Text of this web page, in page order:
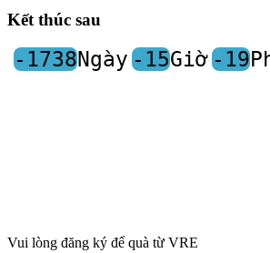
Kết thúc sau
-1738Ngày-15Giờ-19
Vui lòng đăng ký để quà từ VRE